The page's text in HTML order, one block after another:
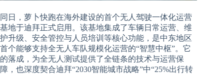
同日，萝卜快跑在海外建设的首个无人驾驶一体化运营
基地于迪拜正式启用。该基地集成了车辆日常运营、维
护升级、安全管控与人员培训等核心功能，是中东地区
首个能够支持全无人车队规模化运营的“智慧中枢”。它
的落成，为全无人测试提供了全链条的技术与运营保
障，也深度契合迪拜“2030智能城市战略”中“25%出行转